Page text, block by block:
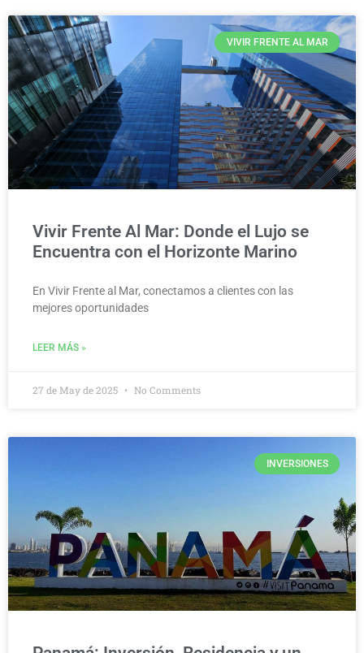
VIVIR FRENTE AL MAR
Vivir Frente Al Mar: Donde el Lujo se
Encuentra con el Horizonte Marino
En Vivir Frente al Mar, conectamos a clientes con las
mejores oportunidades
LEER MÁS »
27 de May de 2025 No Comments
INVERSIONES